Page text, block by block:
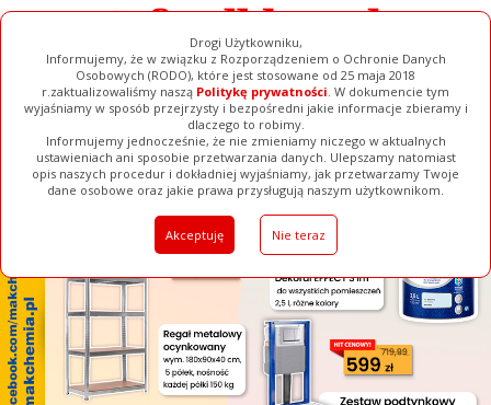
Drogi Użytkowniku,
Informujemy, że w związku z Rozporządzeniem o Ochronie Danych
Osobowych (RODO), które jest stosowane od 25 maja 2018
r.zaktualizowaliśmy naszą Politykę prywatności. W dokumencie tym
wyjaśniamy w sposób przejrzysty i bezpośredni jakie informacje zbieramy i
dlaczego to robimy.
Informujemy jednocześnie, że nie zmieniamy niczego w aktualnych
ustawieniach ani sposobie przetwarzania danych. Ulepszamy natomiast
opis naszych procedur i dokładniej wyjaśniamy, jak przetwarzamy Twoje
dane osobowe oraz jakie prawa przysługują naszym użytkownikom.
Akceptuję Nie teraz
[ ZAMKNIJ ]
Ogłoszenia Filmy Galerie Baza Firm Pełna Wersja